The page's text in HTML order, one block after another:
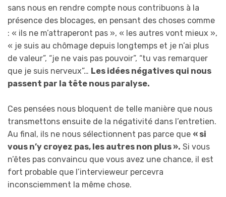
sans nous en rendre compte nous contribuons à la
présence des blocages, en pensant des choses comme
: « ils ne m’attraperont pas », « les autres vont mieux »,
« je suis au chômage depuis longtemps et je n’ai plus
de valeur”, “je ne vais pas pouvoir”, “tu vas remarquer
que je suis nerveux”… Les idées négatives qui nous
passent par la tête nous paralyse.
Ces pensées nous bloquent de telle manière que nous
transmettons ensuite de la négativité dans l’entretien.
Au final, ils ne nous sélectionnent pas parce que « si
vous n’y croyez pas, les autres non plus ». Si vous
n’êtes pas convaincu que vous avez une chance, il est
fort probable que l’intervieweur percevra
inconsciemment la même chose.